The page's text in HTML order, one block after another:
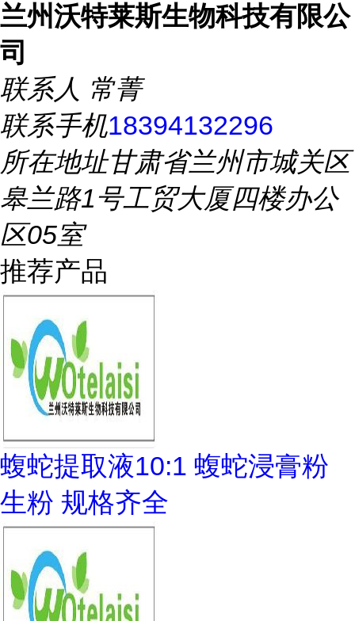
兰州沃特莱斯生物科技有限公
司
联系人 常菁
联系手机18394132296
所在地址甘肃省兰州市城关区
皋兰路1号工贸大厦四楼办公
区05室
推荐产品
蝮蛇提取液10:1 蝮蛇浸膏粉
生粉 规格齐全